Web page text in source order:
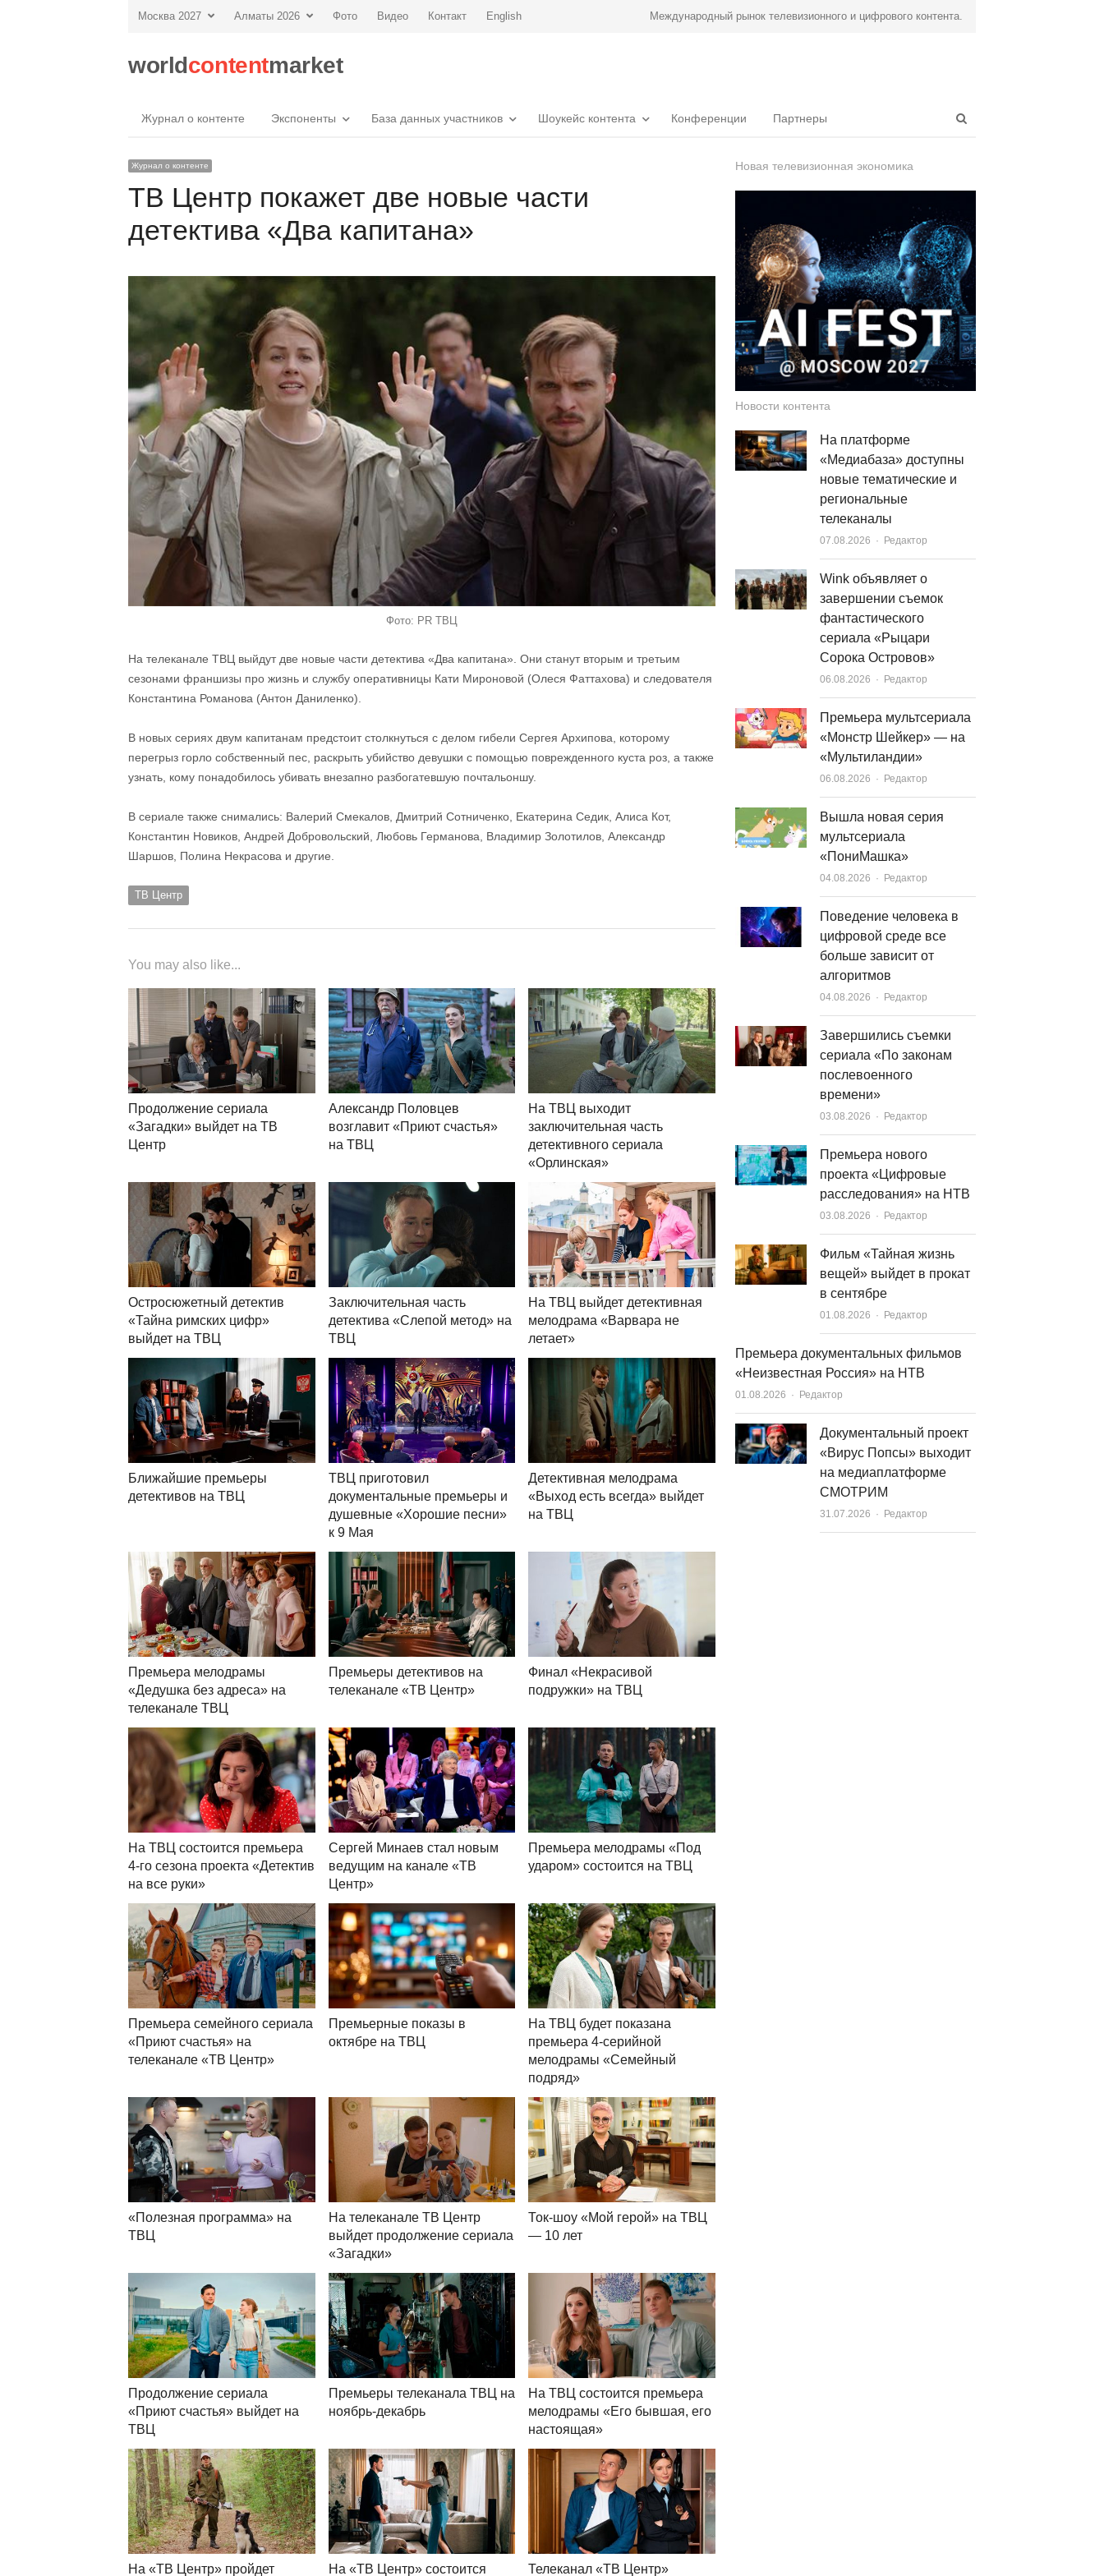
Москва 2027 Алматы 2026 Фото Видео Контакт English Международный рынок телевизионного и цифрового контента.
worldcontentmarket
Журнал о контенте Экспоненты База данных участников Шоукейс контента Конференции Партнеры
Журнал о контенте
ТВ Центр покажет две новые части
детектива «Два капитана»
Фото: PR ТВЦ
На телеканале ТВЦ выйдут две новые части детектива «Два капитана». Они станут вторым и третьим
сезонами франшизы про жизнь и службу оперативницы Кати Мироновой (Олеся Фаттахова) и следователя
Константина Романова (Антон Даниленко).
В новых сериях двум капитанам предстоит столкнуться с делом гибели Сергея Архипова, которому
перегрыз горло собственный пес, раскрыть убийство девушки с помощью поврежденного куста роз, а также
узнать, кому понадобилось убивать внезапно разбогатевшую почтальоншу.
В сериале также снимались: Валерий Смекалов, Дмитрий Сотниченко, Екатерина Седик, Алиса Кот,
Константин Новиков, Андрей Добровольский, Любовь Германова, Владимир Золотилов, Александр
Шаршов, Полина Некрасова и другие.
ТВ Центр
You may also like...
Продолжение сериала
«Загадки» выйдет на ТВ
Центр
Александр Половцев
возглавит «Приют счастья»
на ТВЦ
На ТВЦ выходит
заключительная часть
детективного сериала
«Орлинская»
Остросюжетный детектив
«Тайна римских цифр»
выйдет на ТВЦ
Заключительная часть
детектива «Слепой метод» на
ТВЦ
На ТВЦ выйдет детективная
мелодрама «Варвара не
летает»
Ближайшие премьеры
детективов на ТВЦ
ТВЦ приготовил
документальные премьеры и
душевные «Хорошие песни»
к 9 Мая
Детективная мелодрама
«Выход есть всегда» выйдет
на ТВЦ
Премьера мелодрамы
«Дедушка без адреса» на
телеканале ТВЦ
Премьеры детективов на
телеканале «ТВ Центр»
Финал «Некрасивой
подружки» на ТВЦ
На ТВЦ состоится премьера
4-го сезона проекта «Детектив
на все руки»
Сергей Минаев стал новым
ведущим на канале «ТВ
Центр»
Премьера мелодрамы «Под
ударом» состоится на ТВЦ
Премьера семейного сериала
«Приют счастья» на
телеканале «ТВ Центр»
Премьерные показы в
октябре на ТВЦ
На ТВЦ будет показана
премьера 4-серийной
мелодрамы «Семейный
подряд»
«Полезная программа» на
ТВЦ
На телеканале ТВ Центр
выйдет продолжение сериала
«Загадки»
Ток-шоу «Мой герой» на ТВЦ
— 10 лет
Продолжение сериала
«Приют счастья» выйдет на
ТВЦ
Премьеры телеканала ТВЦ на
ноябрь-декабрь
На ТВЦ состоится премьера
мелодрамы «Его бывшая, его
настоящая»
На «ТВ Центр» пройдет На «ТВ Центр» состоится Телеканал «ТВ Центр»
Новая телевизионная экономика
Новости контента
На платформе
«Медиабаза» доступны
новые тематические и
региональные
телеканалы
07.08.2026 Author
Редактор
Wink объявляет о
завершении съемок
фантастического
сериала «Рыцари
Сорока Островов»
06.08.2026 Author
Редактор
Премьера мультсериала
«Монстр Шейкер» — на
«Мультиландии»
06.08.2026 Author
Редактор
Вышла новая серия
мультсериала
«ПониМашка»
04.08.2026 Author
Редактор
Поведение человека в
цифровой среде все
больше зависит от
алгоритмов
04.08.2026 Author
Редактор
Завершились съемки
сериала «По законам
послевоенного
времени»
03.08.2026 Author
Редактор
Премьера нового
проекта «Цифровые
расследования» на НТВ
03.08.2026 Author
Редактор
Фильм «Тайная жизнь
вещей» выйдет в прокат
в сентябре
01.08.2026 Author
Редактор
Премьера документальных фильмов
«Неизвестная Россия» на НТВ
01.08.2026 Author
Редактор
Документальный проект
«Вирус Попсы» выходит
на медиаплатформе
СМОТРИМ
31.07.2026 Author
Редактор